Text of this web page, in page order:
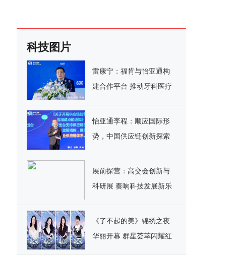
科技图片
雷康宁：福肯与怡亚通构
建合作平台 推动牙科医疗
怡亚通李程：顺应国际形
势，中国供应链创新探索
展前探营：高交会创新与
科研展 奏响科技发展新乐
《了不起的美》锦绣之夜
华丽开幕 群星荟萃闪耀红